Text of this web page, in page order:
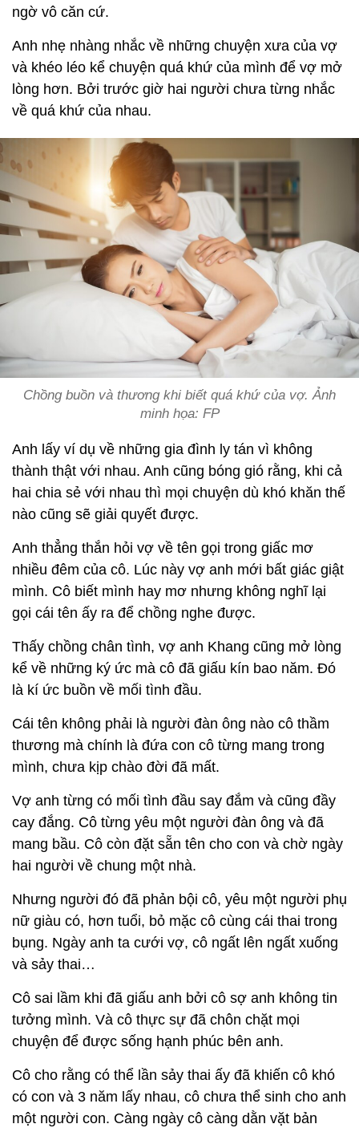
ngờ vô căn cứ.
Anh nhẹ nhàng nhắc về những chuyện xưa của vợ
và khéo léo kể chuyện quá khứ của mình để vợ mở
lòng hơn. Bởi trước giờ hai người chưa từng nhắc
về quá khứ của nhau.
Chồng buồn và thương khi biết quá khứ của vợ. Ảnh
minh họa: FP
Anh lấy ví dụ về những gia đình ly tán vì không
thành thật với nhau. Anh cũng bóng gió rằng, khi cả
hai chia sẻ với nhau thì mọi chuyện dù khó khăn thế
nào cũng sẽ giải quyết được.
Anh thẳng thắn hỏi vợ về tên gọi trong giấc mơ
nhiều đêm của cô. Lúc này vợ anh mới bất giác giật
mình. Cô biết mình hay mơ nhưng không nghĩ lại
gọi cái tên ấy ra để chồng nghe được.
Thấy chồng chân tình, vợ anh Khang cũng mở lòng
kể về những ký ức mà cô đã giấu kín bao năm. Đó
là kí ức buồn về mối tình đầu.
Cái tên không phải là người đàn ông nào cô thầm
thương mà chính là đứa con cô từng mang trong
mình, chưa kịp chào đời đã mất.
Vợ anh từng có mối tình đầu say đắm và cũng đầy
cay đắng. Cô từng yêu một người đàn ông và đã
mang bầu. Cô còn đặt sẵn tên cho con và chờ ngày
hai người về chung một nhà.
Nhưng người đó đã phản bội cô, yêu một người phụ
nữ giàu có, hơn tuổi, bỏ mặc cô cùng cái thai trong
bụng. Ngày anh ta cưới vợ, cô ngất lên ngất xuống
và sảy thai…
Cô sai lầm khi đã giấu anh bởi cô sợ anh không tin
tưởng mình. Và cô thực sự đã chôn chặt mọi
chuyện để được sống hạnh phúc bên anh.
Cô cho rằng có thể lần sảy thai ấy đã khiến cô khó
có con và 3 năm lấy nhau, cô chưa thể sinh cho anh
một người con. Càng ngày cô càng dằn vặt bản